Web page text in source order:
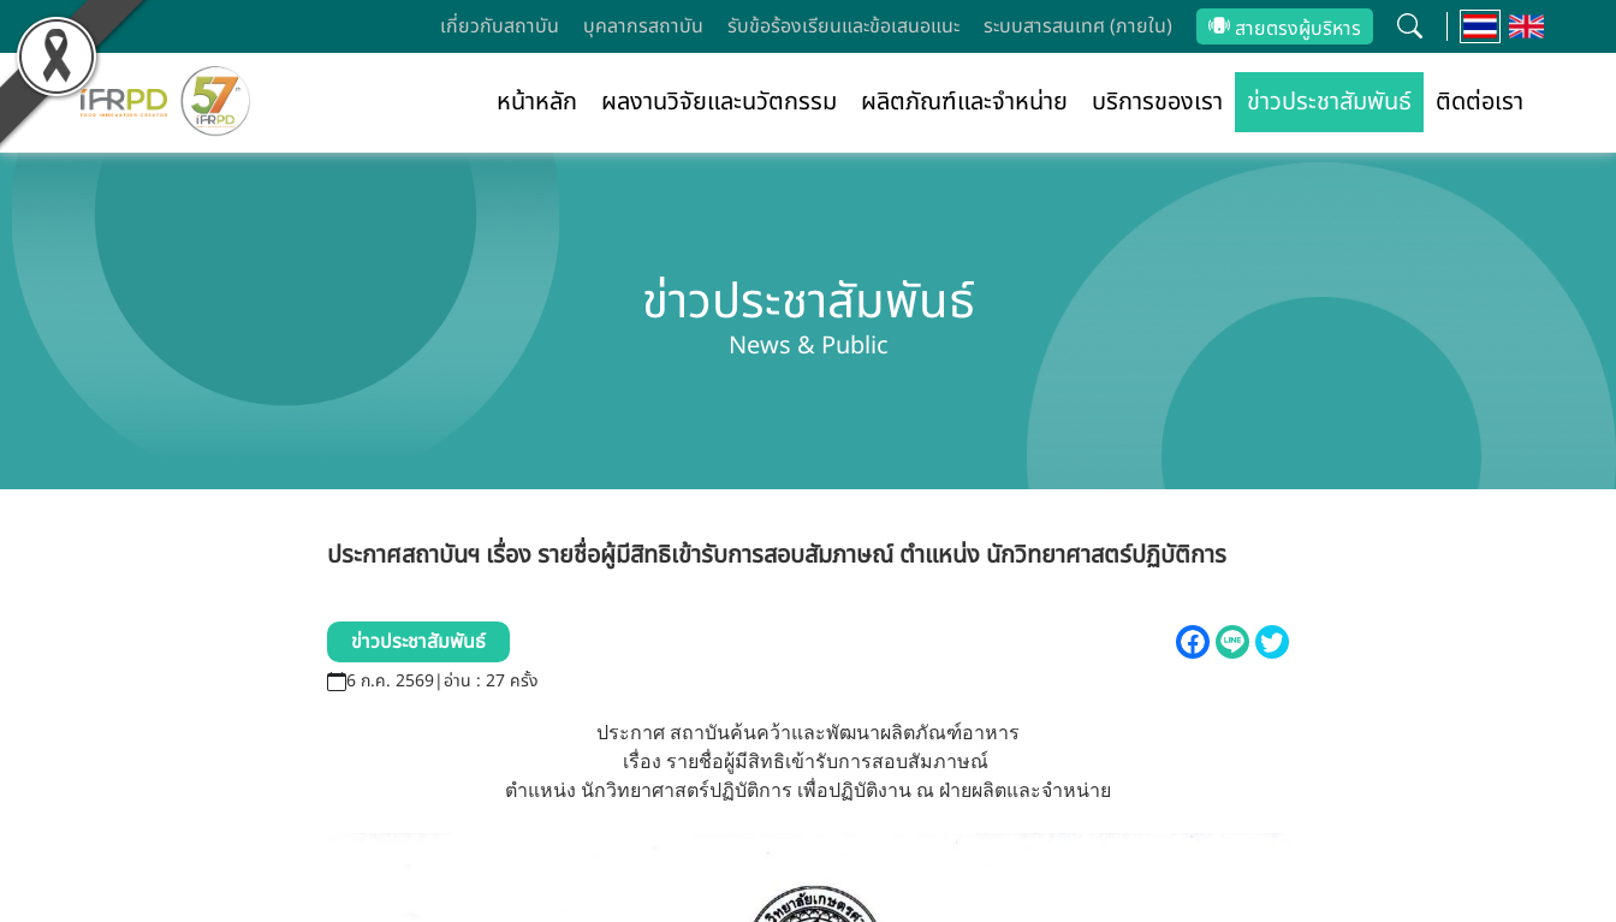
เกี่ยวกับสถาบัน บุคลากรสถาบัน รับข้อร้องเรียนและข้อเสนอแนะ ระบบสารสนเทศ (ภายใน) สายตรงผู้บริหาร
หน้าหลัก ผลงานวิจัยและนวัตกรรม ผลิตภัณฑ์และจำหน่าย บริการของเรา ข่าวประชาสัมพันธ์ ติดต่อเรา
ข่าวประชาสัมพันธ์
News & Public
ประกาศสถาบันฯ เรื่อง รายชื่อผู้มีสิทธิเข้ารับการสอบสัมภาษณ์ ตำแหน่ง นักวิทยาศาสตร์ปฏิบัติการ
ข่าวประชาสัมพันธ์
6 ก.ค. 2569|อ่าน : 27 ครั้ง
ประกาศ สถาบันค้นคว้าและพัฒนาผลิตภัณฑ์อาหาร
เรื่อง รายชื่อผู้มีสิทธิเข้ารับการสอบสัมภาษณ์
ตำแหน่ง นักวิทยาศาสตร์ปฏิบัติการ เพื่อปฏิบัติงาน ณ ฝ่ายผลิตและจำหน่าย